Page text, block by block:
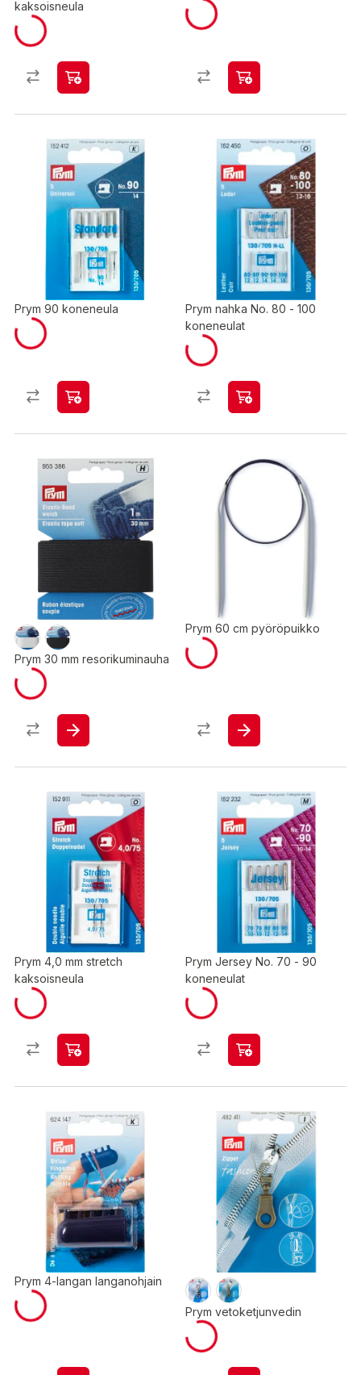
kaksoisneula
Prym 90 koneneula
Prym nahka No. 80 - 100
koneneulat
Prym 30 mm resorikuminauha
Prym 60 cm pyöröpuikko
Prym 4,0 mm stretch
kaksoisneula
Prym Jersey No. 70 - 90
koneneulat
Prym 4-langan langanohjain
Prym vetoketjunvedin